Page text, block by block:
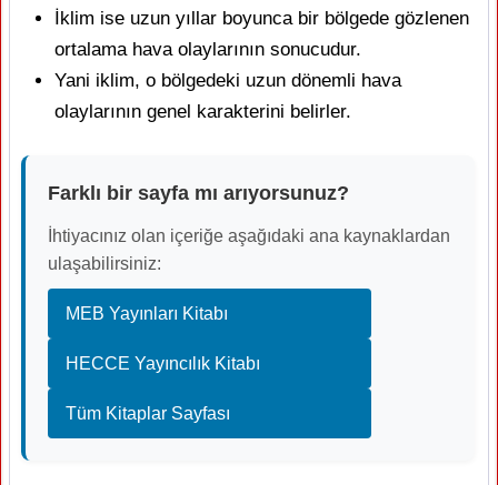
İklim ise uzun yıllar boyunca bir bölgede gözlenen
ortalama hava olaylarının sonucudur.
Yani iklim, o bölgedeki uzun dönemli hava
olaylarının genel karakterini belirler.
Farklı bir sayfa mı arıyorsunuz?
İhtiyacınız olan içeriğe aşağıdaki ana kaynaklardan
ulaşabilirsiniz:
MEB Yayınları Kitabı
HECCE Yayıncılık Kitabı
Tüm Kitaplar Sayfası